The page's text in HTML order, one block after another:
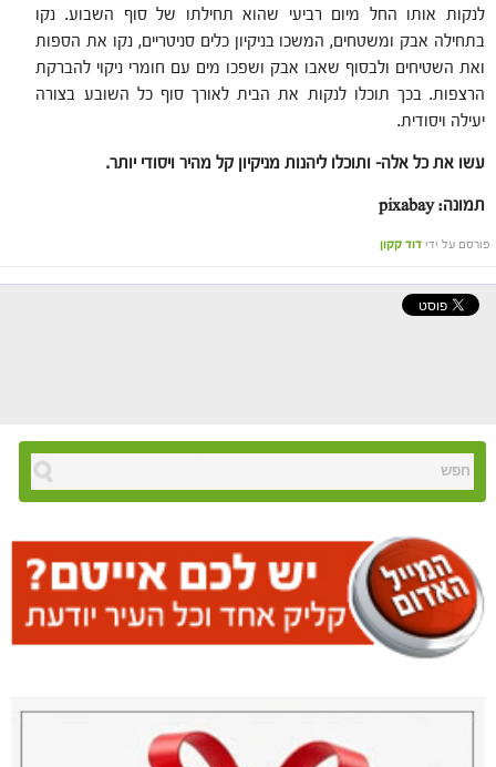
לנקות אותו החל מיום רביעי שהוא תחילתו של סוף השבוע. נקו
בתחילה אבק ומשטחים, המשכו בניקיון כלים סניטריים, נקו את הספות
ואת השטיחים ולבסוף שאבו אבק ושפכו מים עם חומרי ניקוי להברקת
הרצפות. בכך תוכלו לנקות את הבית לאורך סוף כל השובע בצורה
יעילה ויסודית.
עשו את כל אלה- ותוכלו ליהנות מניקיון קל מהיר ויסודי יותר.
תמונה: pixabay
פורסם על ידי דוד קקון